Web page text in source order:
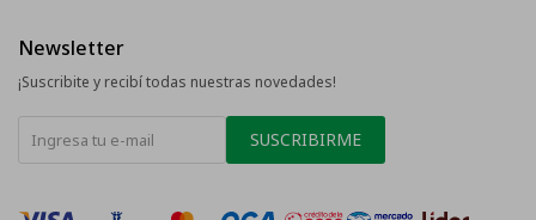
Newsletter
¡Suscribite y recibí todas nuestras novedades!
SUSCRIBIRME